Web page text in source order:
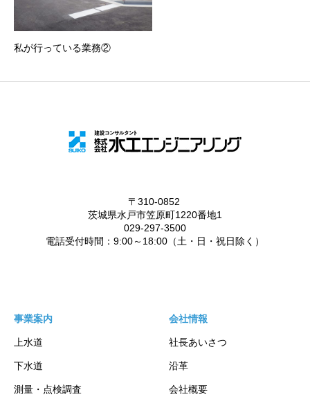
私が行っている業務②
事業案内
上水道
下水道
測量・点検調査
会社情報
社長あいさつ
沿革
会社概要